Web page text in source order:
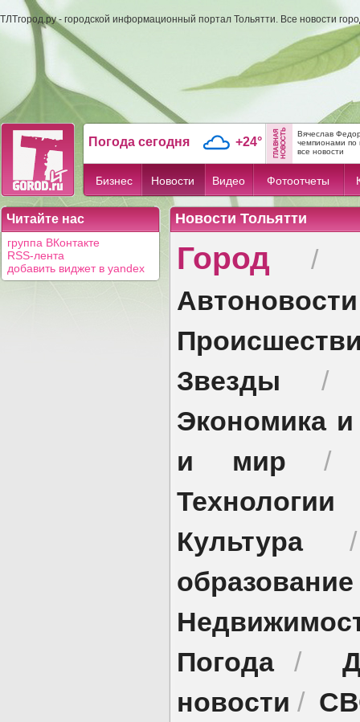
ТЛТгород.ру - городской информационный портал Тольятти. Все новости
Погода сегодня +24°
Вячеслав
чемпионами по
все новости
Бизнес Новости Видео Фотоотчеты
Читайте нас
группа ВКонтакте
RSS-лента
добавить виджет в yandex
Новости Тольятти
Город /
Автоновости
Звезды
Экономика
и мир
Технологии
Культура
образование
Погода/
новости /